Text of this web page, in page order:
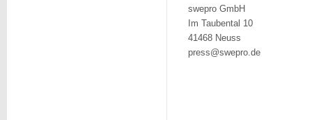
swepro GmbH
Im Taubental 10
41468 Neuss
press@swepro.de